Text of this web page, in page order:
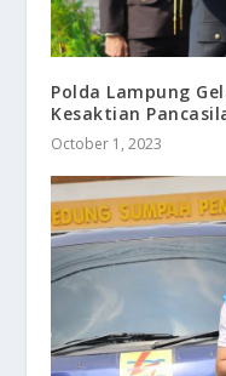
Polda Lampung
Kesaktian
October 1, 2023